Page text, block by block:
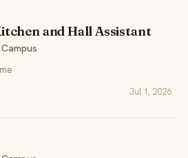
and Hall Assistant
Jul 1, 2026